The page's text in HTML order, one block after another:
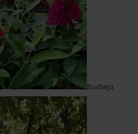
Budleja